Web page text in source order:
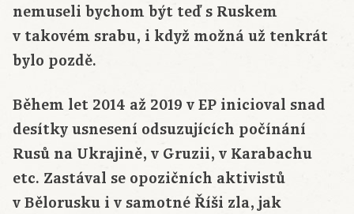
nemuseli bychom být teď s Ruskem
v takovém srabu, i když možná už tenkrát
bylo pozdě.
Během let 2014 až 2019 v EP inicioval snad
desítky usnesení odsuzujících počínání
Rusů na Ukrajině, v Gruzii, v Karabachu
etc. Zastával se opozičních aktivistů
v Bělorusku i v samotné Říši zla, jak